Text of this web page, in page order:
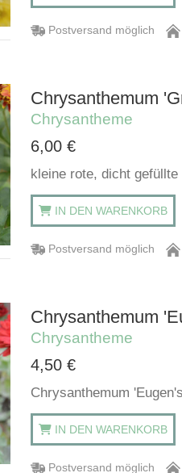
Postversand möglich
Chrysanthemum
Chrysantheme
6,00 €
kleine rote, dicht
IN DEN WARENKORB
Postversand möglich
Chrysanthemum
Chrysantheme
4,50 €
Chrysanthemum
IN DEN WARENKORB
Postversand möglich